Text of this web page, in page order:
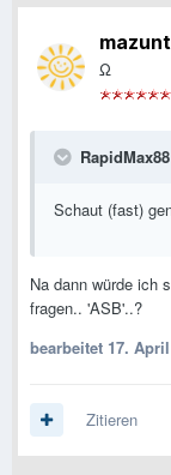
Ω
Schaut (fast)
Na dann würde ich
fragen.. 'ASB'..?
bearbeitet 17.
Zitieren